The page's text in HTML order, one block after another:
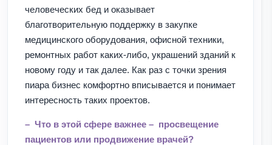
человеческих бед и оказывает
благотворительную поддержку в закупке
медицинского оборудования, офисной техники,
ремонтных работ каких-либо, украшений зданий к
новому году и так далее. Как раз с точки зрения
пиара бизнес комфортно вписывается и понимает
интересность таких проектов.
– Что в этой сфере важнее – просвещение
пациентов или продвижение врачей?